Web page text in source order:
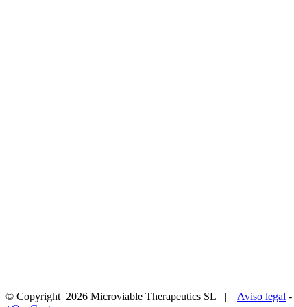
© Copyright 2026 Microviable Therapeutics SL | Aviso legal -